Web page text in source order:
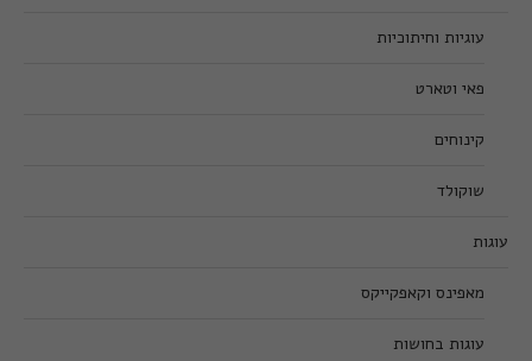
עוגיות וחיתוכיות
פאי וטארט
קינוחים
שוקולד
עוגות
מאפינס וקאפקייקס
עוגות בחושות